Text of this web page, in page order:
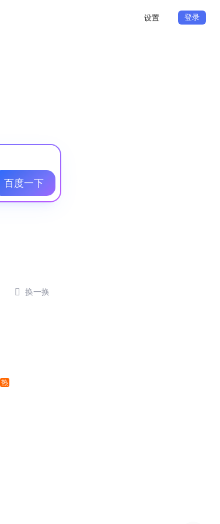
设置 登录
百度一下
 换一换
热